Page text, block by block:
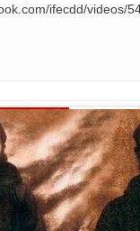
ifecdd/videos/